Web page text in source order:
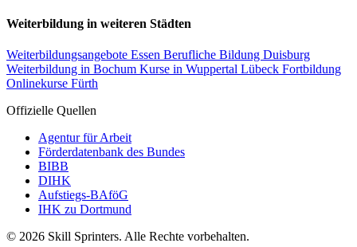
Weiterbildung in weiteren Städten
Weiterbildungsangebote Essen Berufliche Bildung Duisburg
Weiterbildung in Bochum Kurse in Wuppertal Lübeck Fortbildung
Onlinekurse Fürth
Offizielle Quellen
Agentur für Arbeit
Förderdatenbank des Bundes
BIBB
DIHK
Aufstiegs-BAföG
IHK zu Dortmund
© 2026 Skill Sprinters. Alle Rechte vorbehalten.